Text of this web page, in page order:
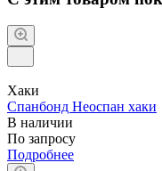
Хаки
Спанбонд Неоспан хаки
В наличии
По запросу
Подробнее